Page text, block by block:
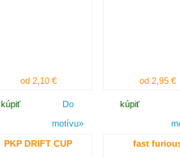
od 2,10 €
kúpiť
Do
motívu»
od 2,95 €
kúpiť
PKP DRIFT CUP fast